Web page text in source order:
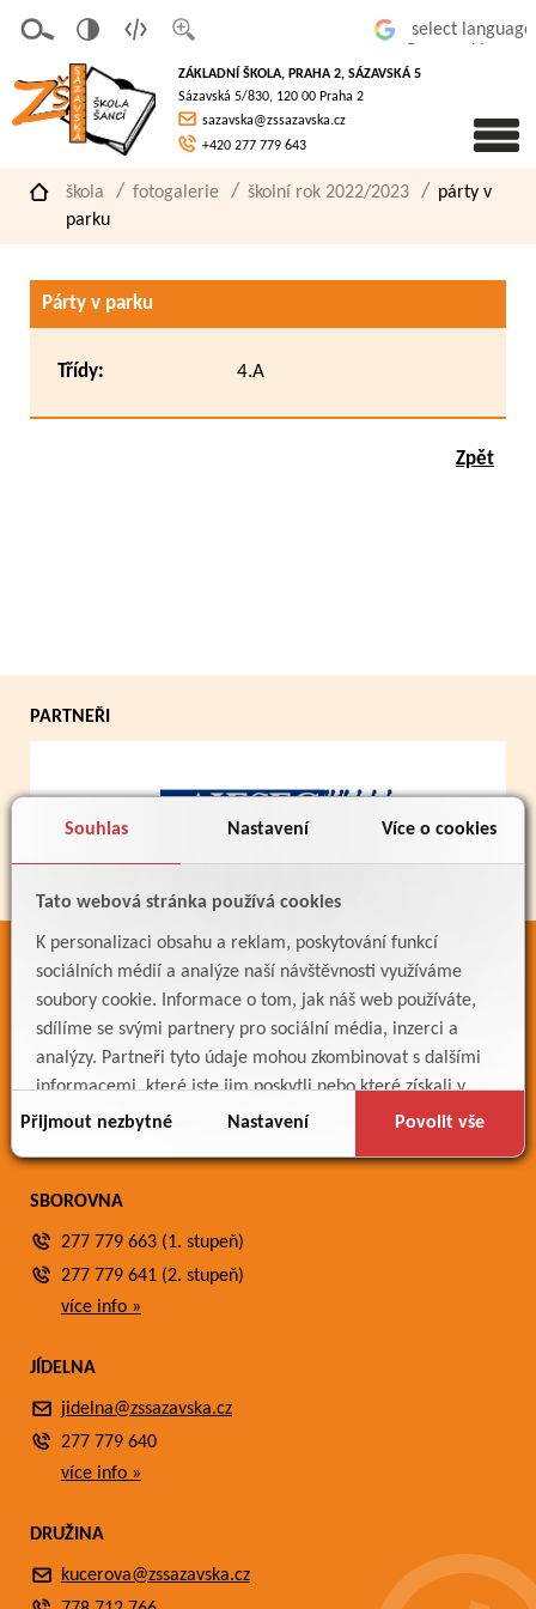
Souhlas Nastavení Více o cookies
Tato webová stránka používá cookies
K personalizaci obsahu a reklam, poskytování funkcí
sociálních médií a analýze naší návštěvnosti využíváme
soubory cookie. Informace o tom, jak náš web používáte,
sdílíme se svými partnery pro sociální média, inzerci a
analýzy. Partneři tyto údaje mohou zkombinovat s dalšími
informacemi, které jste jim poskytli nebo které získali v
důsledku toho, že používáte jejich služby.
Přijmout nezbytné Nastavení Povolit vše
písmo
á
verze
pro
slaboz
raké
ZÁKLADNÍ ŠKOLA, PRAHA 2, SÁZAVSKÁ 5
Sázavská 5/830, 120 00 Praha 2
sazavska@zssazavska.cz
+420 277 779 643
škola fotogalerie školní rok 2022/2023
párty v
parku
Párty v parku
Třídy: 4.A
Zpět
PARTNEŘI
ODKAZY
Bakaláři
Jídelníček
Meteostanice
SBOROVNA
277 779 663 (1. stupeň)
277 779 641 (2. stupeň)
více info »
JÍDELNA
jidelna@zssazavska.cz
277 779 640
více info »
DRUŽINA
kucerova@zssazavska.cz